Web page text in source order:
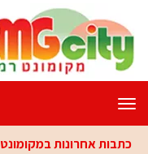
תפריט
כתבות אחרונות